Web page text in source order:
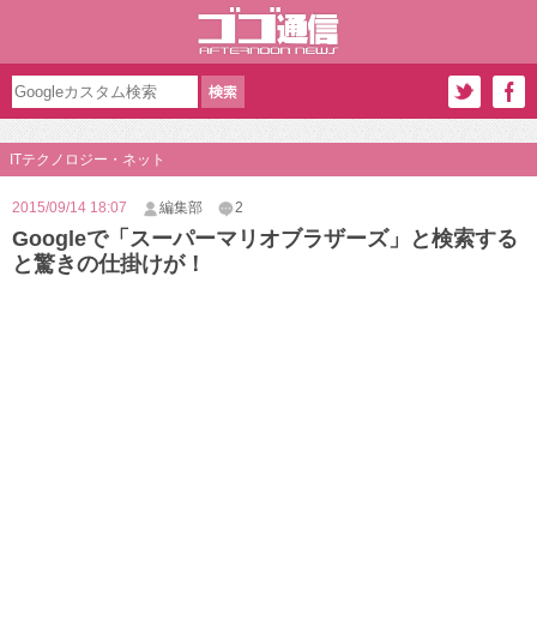
ITテクノロジー・ネット
2015/09/14 18:07 編集部 2
Googleで「スーパーマリオブラザーズ」と検索する
と驚きの仕掛けが！